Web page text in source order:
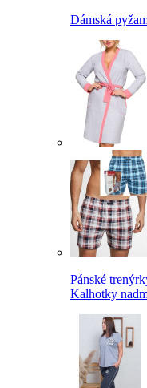
Dámská
Pánské
Kalhotky